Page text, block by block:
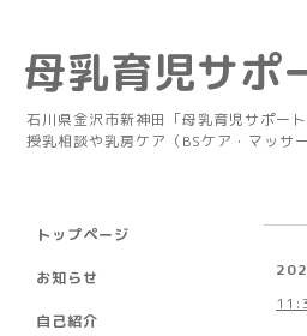
母乳育児サポ
石川県金沢市新神田「母乳育児サポー
授乳相談や乳房ケア（BSケア・マッサ
トップページ
お知らせ
自己紹介